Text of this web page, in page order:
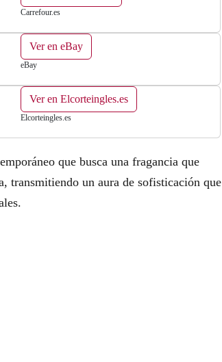
Carrefour.es
Ver en eBay
eBay
Ver en Elcorteingles.es
Elcorteingles.es
que busca una fragancia que
transmitiendo un aura de sofisticación que